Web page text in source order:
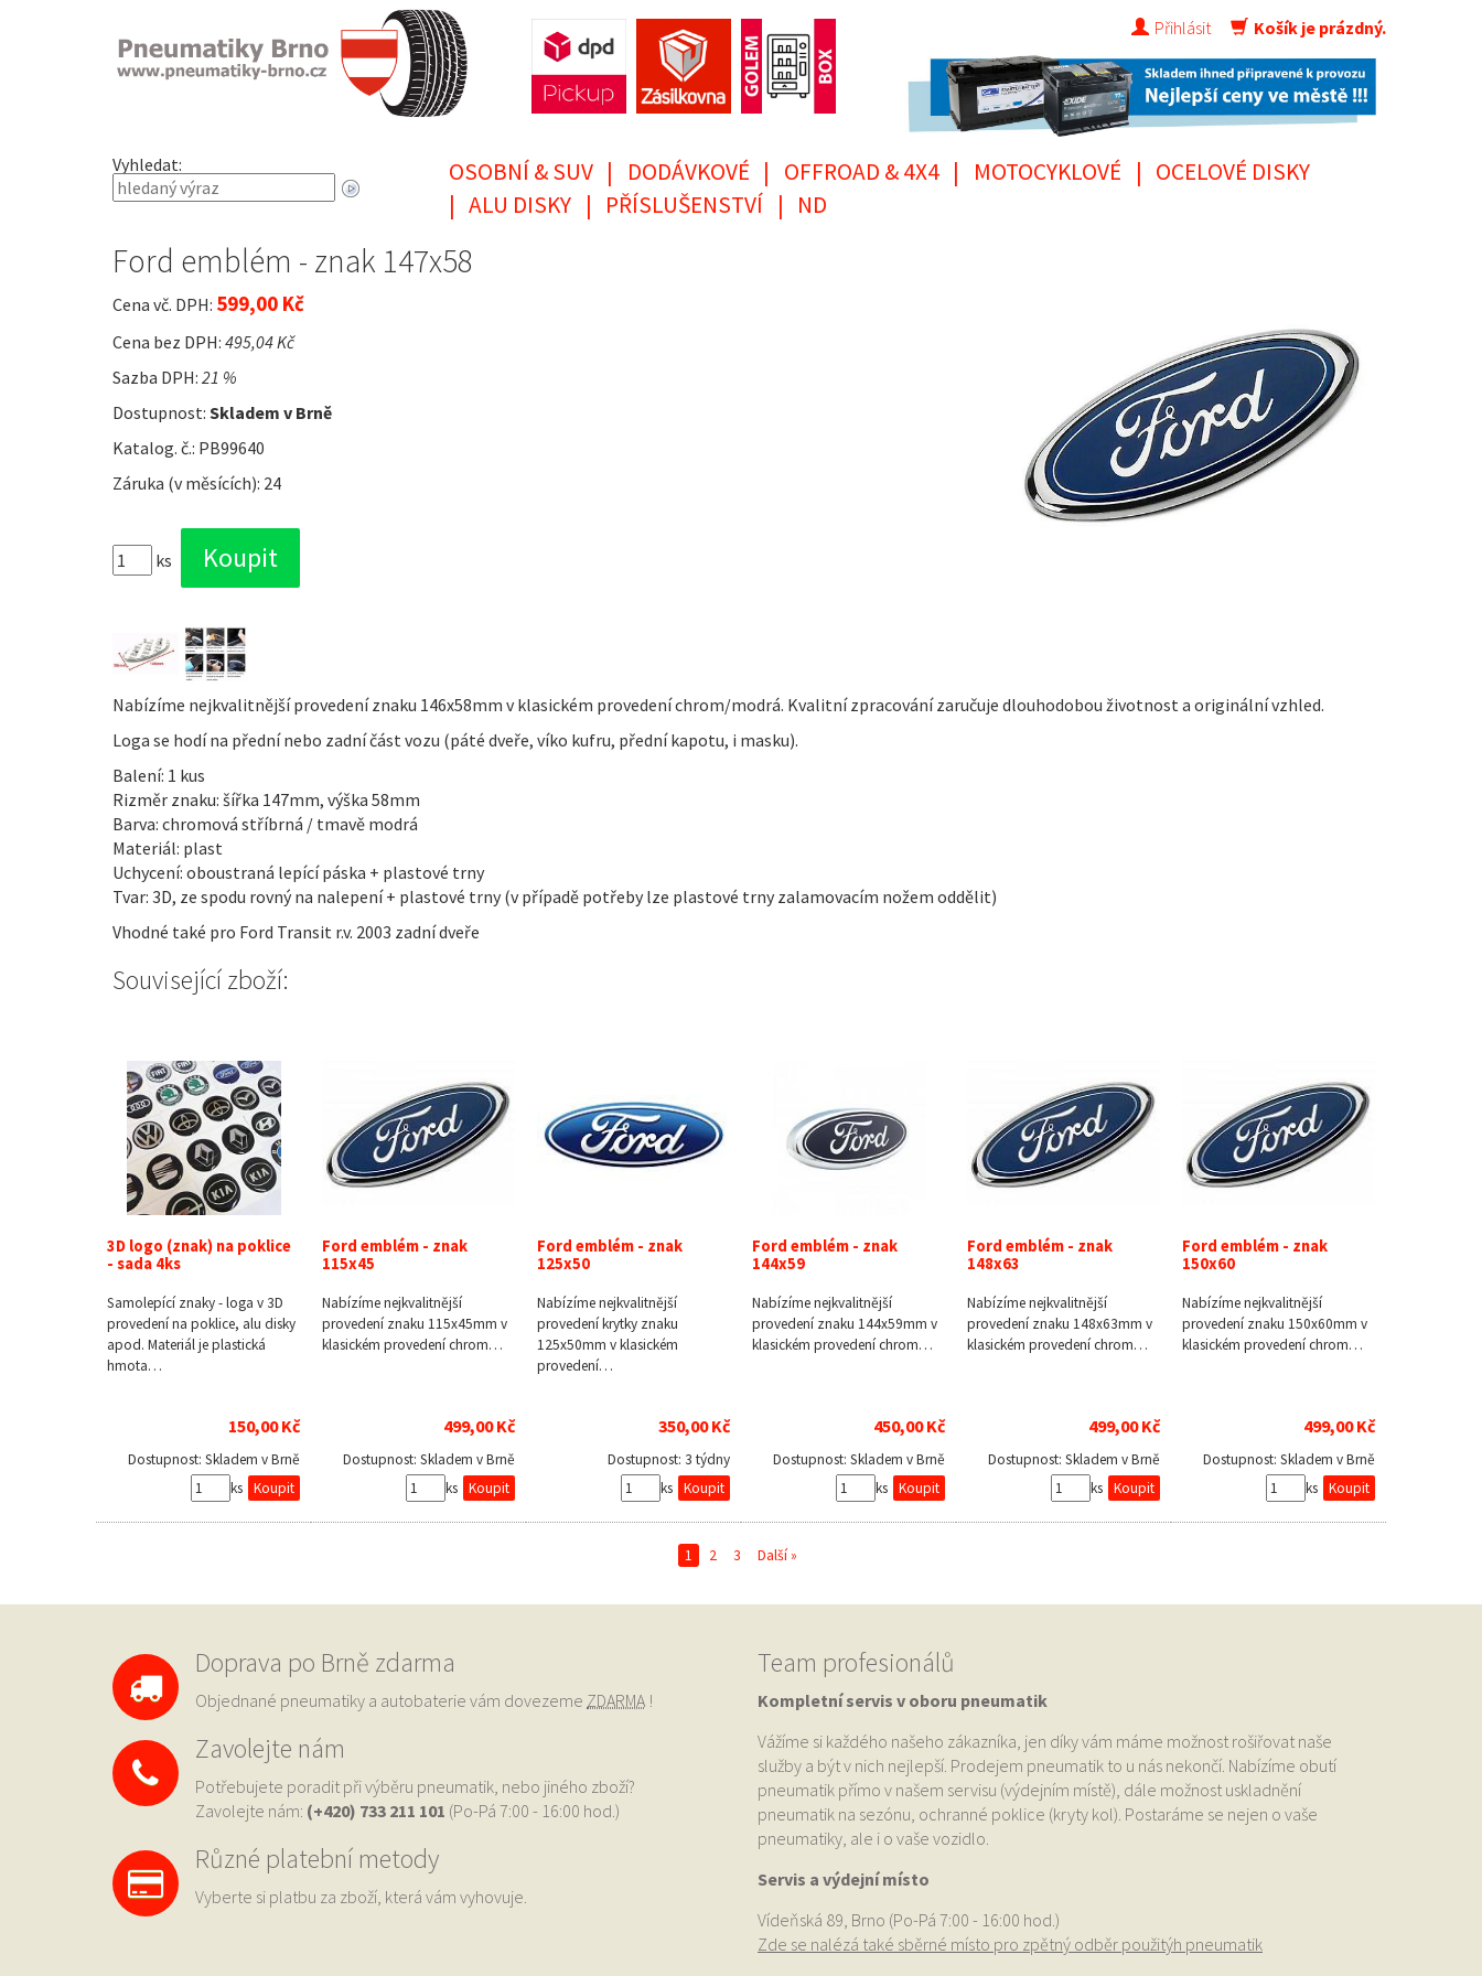
Přihlásit Košík je prázdný.
Vyhledat: OSOBNÍ & SUV | DODÁVKOVÉ | OFFROAD & 4X4 | MOTOCYKLOVÉ | OCELOVÉ DISKY
| ALU DISKY | PŘÍSLUŠENSTVÍ | ND
Ford emblém - znak 147x58
Cena vč. DPH: 599,00 Kč
Cena bez DPH: 495,04 Kč
Sazba DPH: 21 %
Dostupnost: Skladem v Brně
Katalog. č.: PB99640
Záruka (v měsících): 24
ks
Nabízíme nejkvalitnější provedení znaku 146x58mm v klasickém provedení chrom/modrá. Kvalitní zpracování zaručuje dlouhodobou životnost a originální vzhled.
Loga se hodí na přední nebo zadní část vozu (páté dveře, víko kufru, přední kapotu, i masku).
Balení: 1 kus
Rizměr znaku: šířka 147mm, výška 58mm
Barva: chromová stříbrná / tmavě modrá
Materiál: plast
Uchycení: oboustraná lepící páska + plastové trny
Tvar: 3D, ze spodu rovný na nalepení + plastové trny (v případě potřeby lze plastové trny zalamovacím nožem oddělit)
Vhodné také pro Ford Transit r.v. 2003 zadní dveře
Související zboží:
3D logo (znak) na poklice
- sada 4ks
Samolepící znaky - loga v 3D
provedení na poklice, alu disky
apod. Materiál je plastická
hmota…
150,00 Kč
Dostupnost: Skladem v Brně
ks
Ford emblém - znak
115x45
Nabízíme nejkvalitnější
provedení znaku 115x45mm v
klasickém provedení chrom…
499,00 Kč
Dostupnost: Skladem v Brně
ks
Ford emblém - znak
125x50
Nabízíme nejkvalitnější
provedení krytky znaku
125x50mm v klasickém
provedení…
350,00 Kč
Dostupnost: 3 týdny
ks
Ford emblém - znak
144x59
Nabízíme nejkvalitnější
provedení znaku 144x59mm v
klasickém provedení chrom…
450,00 Kč
Dostupnost: Skladem v Brně
ks
Ford emblém - znak
148x63
Nabízíme nejkvalitnější
provedení znaku 148x63mm v
klasickém provedení chrom…
499,00 Kč
Dostupnost: Skladem v Brně
ks
Ford emblém - znak
150x60
Nabízíme nejkvalitnější
provedení znaku 150x60mm v
klasickém provedení chrom…
499,00 Kč
Dostupnost: Skladem v Brně
ks
1 2 3 Další »
Doprava po Brně zdarma
Objednané pneumatiky a autobaterie vám dovezeme ZDARMA !
Zavolejte nám
Potřebujete poradit při výběru pneumatik, nebo jiného zboží?
Zavolejte nám: (+420) 733 211 101 (Po-Pá 7:00 - 16:00 hod.)
Různé platební metody
Vyberte si platbu za zboží, která vám vyhovuje.
Team profesionálů
Kompletní servis v oboru pneumatik
Vážíme si každého našeho zákazníka, jen díky vám máme možnost rošiřovat naše
služby a být v nich nejlepší. Prodejem pneumatik to u nás nekončí. Nabízíme obutí
pneumatik přímo v našem servisu (výdejním místě), dále možnost uskladnění
pneumatik na sezónu, ochranné poklice (kryty kol). Postaráme se nejen o vaše
pneumatiky, ale i o vaše vozidlo.
Servis a výdejní místo
Vídeňská 89, Brno (Po-Pá 7:00 - 16:00 hod.)
Zde se nalézá také sběrné místo pro zpětný odběr použitýh pneumatik